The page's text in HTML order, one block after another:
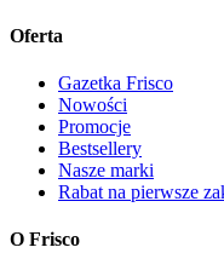
Oferta
Gazetka Frisco
Nowości
Promocje
Bestsellery
Nasze marki
Rabat na pierwsze
O Frisco